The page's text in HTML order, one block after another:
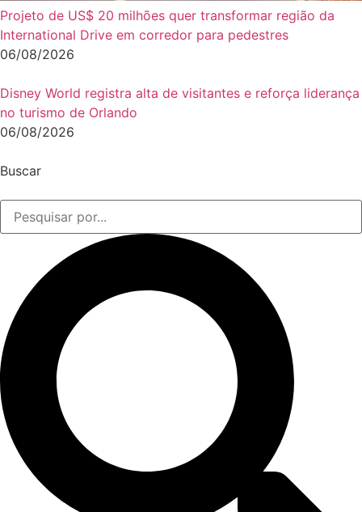
Projeto de US$ 20 milhões quer transformar região da
International Drive em corredor para pedestres
06/08/2026
Disney World registra alta de visitantes e reforça liderança
no turismo de Orlando
06/08/2026
Buscar